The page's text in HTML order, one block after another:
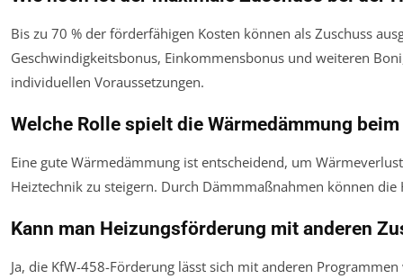
Bis zu 70 % der förderfähigen Kosten können als Zuschuss
Geschwindigkeitsbonus, Einkommensbonus und weiteren
individuellen Voraussetzungen.
Welche Rolle spielt die Wärmedämmung
Eine gute Wärmedämmung ist entscheidend, um
Heiztechnik zu steigern. Durch Dämmmaßnahmen können
Kann man Heizungsförderung mit anderen
Ja, die KfW-458-Förderung lässt sich mit anderen